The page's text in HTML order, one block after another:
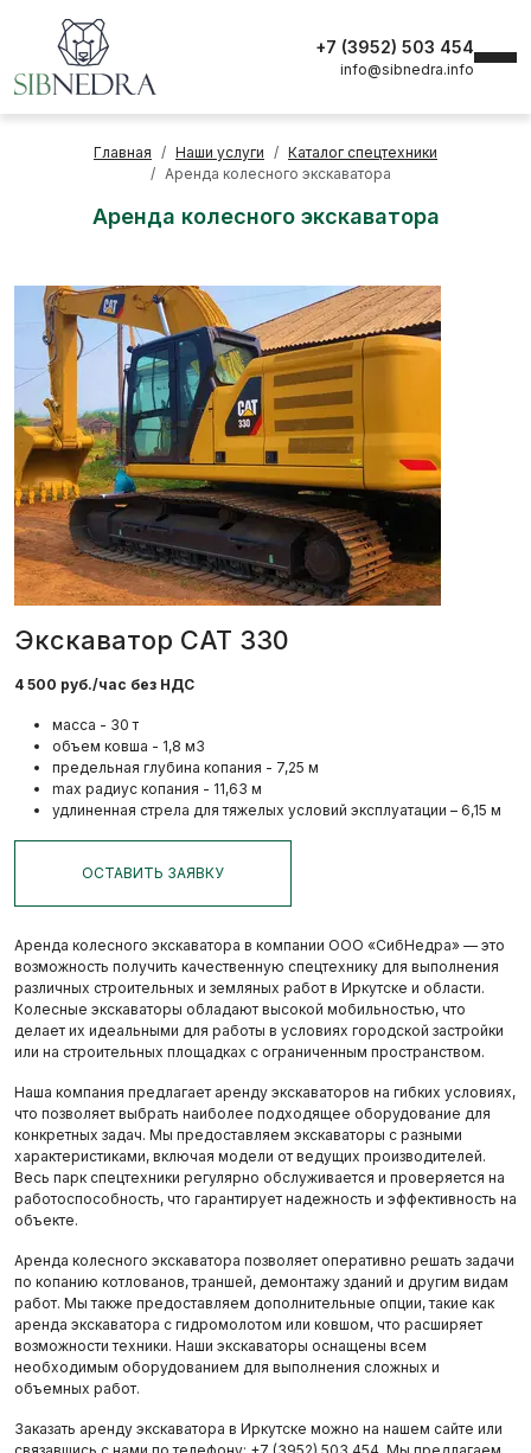
+7 (3952) 503 454
info@sibnedra.info
Главная Наши услуги
Каталог спецтехники
Аренда колесного экскаватора
Аренда колесного экскаватора
Экскаватор САТ 330
4 500 руб./час без НДС
масса - 30 т
объем ковша - 1,8 м3
предельная глубина копания - 7,25 м
max радиус копания - 11,63 м
удлиненная стрела для тяжелых условий эксплуатации – 6,15 м
ОСТАВИТЬ ЗАЯВКУ
Аренда колесного экскаватора в компании ООО «СибНедра» — это
возможность получить качественную спецтехнику для выполнения
различных строительных и земляных работ в Иркутске и области.
Колесные экскаваторы обладают высокой мобильностью, что
делает их идеальными для работы в условиях городской застройки
или на строительных площадках с ограниченным пространством.
Наша компания предлагает аренду экскаваторов на гибких условиях,
что позволяет выбрать наиболее подходящее оборудование для
конкретных задач. Мы предоставляем экскаваторы с разными
характеристиками, включая модели от ведущих производителей.
Весь парк спецтехники регулярно обслуживается и проверяется на
работоспособность, что гарантирует надежность и эффективность на
объекте.
Аренда колесного экскаватора позволяет оперативно решать задачи
по копанию котлованов, траншей, демонтажу зданий и другим видам
работ. Мы также предоставляем дополнительные опции, такие как
аренда экскаватора с гидромолотом или ковшом, что расширяет
возможности техники. Наши экскаваторы оснащены всем
необходимым оборудованием для выполнения сложных и
объемных работ.
Заказать аренду экскаватора в Иркутске можно на нашем сайте или